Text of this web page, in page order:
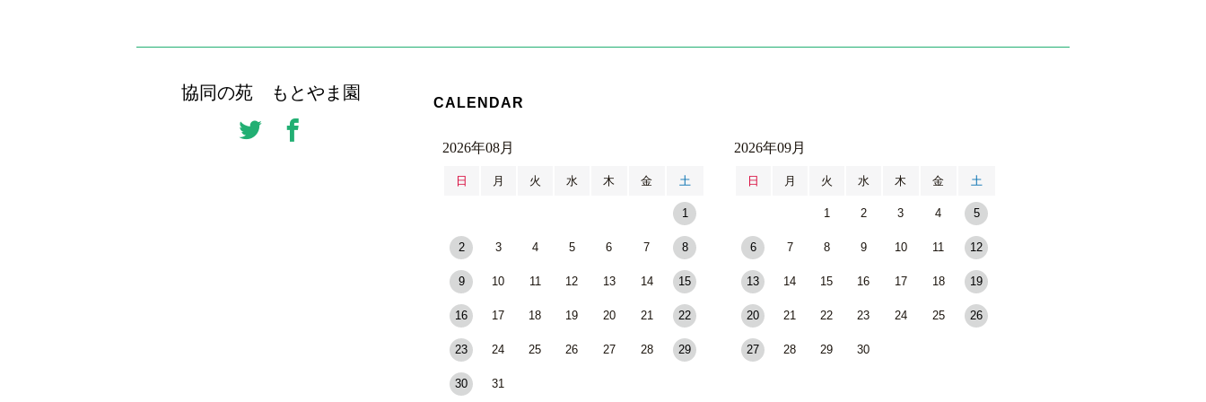
協同の苑 もとやま園
CALENDAR
2026年08月
日 月 火 水 木 金 土
1
2 3 4 5 6 7 8
9 10 11 12 13 14 15
16 17 18 19 20 21 22
23 24 25 26 27 28 29
30 31
2026年09月
日 月 火 水 木 金 土
1 2 3 4 5
6 7 8 9 10 11 12
13 14 15 16 17 18 19
20 21 22 23 24 25 26
27 28 29 30